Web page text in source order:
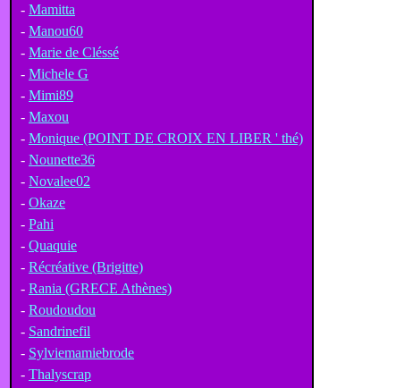
- Mamitta
- Manou60
- Marie de Cléssé
- Michele G
- Mimi89
- Maxou
- Monique (POINT DE CROIX EN LIBER ' thé)
- Nounette36
- Novalee02
- Okaze
- Pahi
- Quaquie
- Récréative (Brigitte)
- Rania (GRECE Athènes)
- Roudoudou
- Sandrinefil
- Sylviemamiebrode
- Thalyscrap